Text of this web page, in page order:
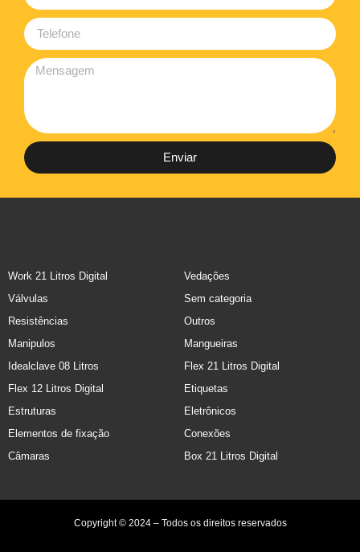
Enviar
Work 21 Litros Digital
Vedações
Válvulas
Sem categoria
Resistências
Outros
Manipulos
Mangueiras
Idealclave 08 Litros
Flex 21 Litros Digital
Flex 12 Litros Digital
Etiquetas
Estruturas
Eletrônicos
Elementos de fixação
Conexões
Câmaras
Box 21 Litros Digital
Copyright © 2024 – Todos os direitos reservados